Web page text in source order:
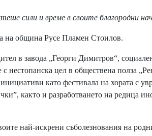
сили и време в своите благородни
на община Русе Пламен Стоилов.
в завода „Георги Димитров“,
нестопанска цел в обществена полза
като фестивала на хората с
както и разработването на редица
най-искрени съболезнования на